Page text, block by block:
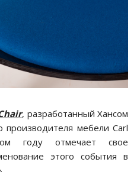
, разработанный Хансом
мебели Carl
году отмечает свое
этого события в